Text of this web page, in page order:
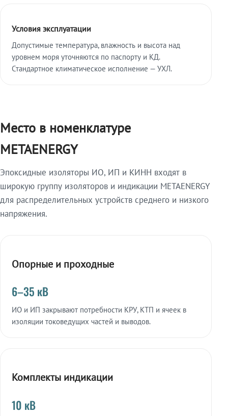
Условия эксплуатации
Допустимые температура, влажность и высота над
уровнем моря уточняются по паспорту и КД.
Стандартное климатическое исполнение — УХЛ.
Место в номенклатуре
METAENERGY
Эпоксидные изоляторы ИО, ИП и КИНН входят в
широкую группу изоляторов и индикации METAENERGY
для распределительных устройств среднего и низкого
напряжения.
Опорные и проходные
6–35 кВ
ИО и ИП закрывают потребности КРУ, КТП и ячеек в
изоляции токоведущих частей и выводов.
Комплекты индикации
10 кВ